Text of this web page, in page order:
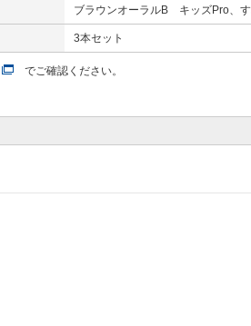
ブラウンオーラルB キッズPro、
3本セット
でご確認ください。